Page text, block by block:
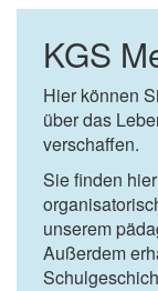
KGS
Hier können
über das
verschaffen.
Sie finden
unserem
Außerdem